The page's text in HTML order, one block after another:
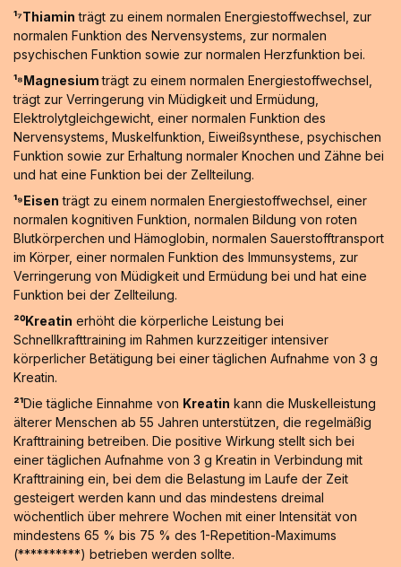
¹⁷Thiamin trägt zu einem normalen Energiestoffwechsel, zur
normalen Funktion des Nervensystems, zur normalen
psychischen Funktion sowie zur normalen Herzfunktion bei.
¹⁸Magnesiumträgt zu einem normalen Energiestoffwechsel,
trägt zur Verringerung vin Müdigkeit und Ermüdung,
Elektrolytgleichgewicht, einer normalen Funktion des
Nervensystems, Muskelfunktion, Eiweißsynthese, psychischen
Funktion sowie zur Erhaltung normaler Knochen und Zähne bei
und hat eine Funktion bei der Zellteilung.
¹⁹Eisen trägt zu einem normalen Energiestoffwechsel, einer
normalen kognitiven Funktion, normalen Bildung von roten
Blutkörperchen und Hämoglobin, normalen Sauerstofftransport
im Körper, einer normalen Funktion des Immunsystems, zur
Verringerung von Müdigkeit und Ermüdung bei und hat eine
Funktion bei der Zellteilung.
²⁰Kreatin erhöht die körperliche Leistung bei
Schnellkrafttraining im Rahmen kurzzeitiger intensiver
körperlicher Betätigung bei einer täglichen Aufnahme von 3 g
Kreatin.
²¹Die tägliche Einnahme von Kreatin kann die Muskelleistung
älterer Menschen ab 55 Jahren unterstützen, die regelmäßig
Krafttraining betreiben. Die positive Wirkung stellt sich bei
einer täglichen Aufnahme von 3 g Kreatin in Verbindung mit
Krafttraining ein, bei dem die Belastung im Laufe der Zeit
gesteigert werden kann und das mindestens dreimal
wöchentlich über mehrere Wochen mit einer Intensität von
mindestens 65 % bis 75 % des 1-Repetition-Maximums
(**********) betrieben werden sollte.